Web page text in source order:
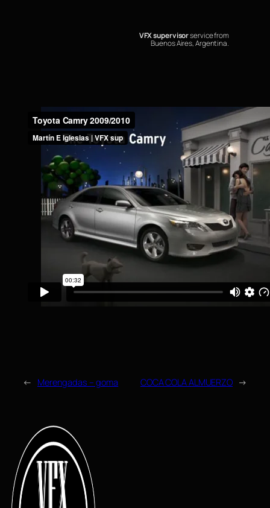
VFX supervisorservice from
Buenos Aires, Argentina.
← Merengadas – goma COCA COLA ALMUERZO →